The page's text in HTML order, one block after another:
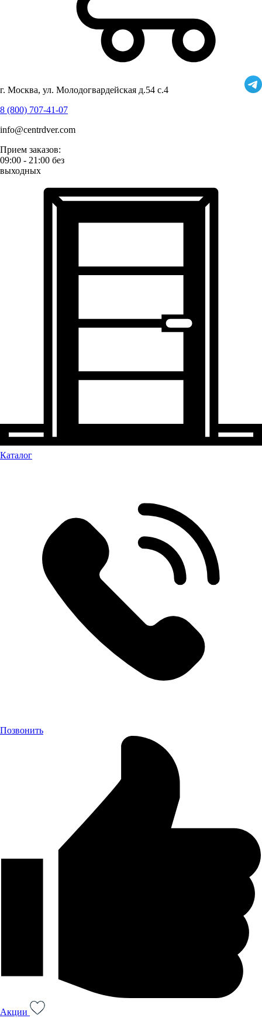
г. Москва, ул. Молодогвардейская д.54 с.4
8 (800) 707-41-07
info@centrdver.com
Прием заказов:
09:00 - 21:00 без
выходных
Каталог
Позвонить
Акции